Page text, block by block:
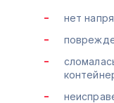
нет